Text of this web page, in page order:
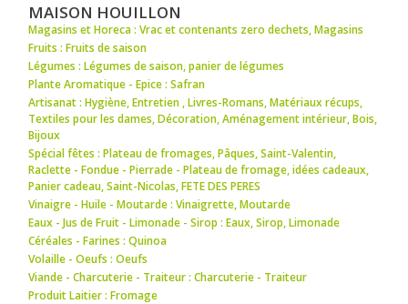
MAISON HOUILLON
Magasins et Horeca : Vrac et contenants zero dechets,Magasins
Fruits : Fruits de saison
Légumes : Légumes de saison,panier de légumes
Plante Aromatique - Epice : Safran
Artisanat : Hygiène,Entretien ,Livres-Romans,Matériaux récups,
Textiles pour les dames,Décoration,Aménagement intérieur,Bois,
Bijoux
Spécial fêtes : Plateau de fromages,Pâques,Saint-Valentin,
Raclette - Fondue - Pierrade - Plateau de fromage,idées cadeaux,
Panier cadeau,Saint-Nicolas,FETE DES PERES
Vinaigre - Huile - Moutarde : Vinaigrette,Moutarde
Eaux - Jus de Fruit - Limonade - Sirop : Eaux,Sirop,Limonade
Céréales - Farines : Quinoa
Volaille - Oeufs : Oeufs
Viande - Charcuterie - Traiteur : Charcuterie - Traiteur
Produit Laitier : Fromage